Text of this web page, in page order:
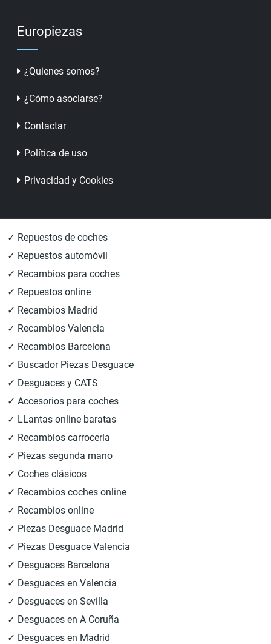
Europiezas
¿Quienes somos?
¿Cómo asociarse?
Contactar
Política de uso
Privacidad y Cookies
✓ Repuestos de coches
✓ Repuestos automóvil
✓ Recambios para coches
✓ Repuestos online
✓ Recambios Madrid
✓ Recambios Valencia
✓ Recambios Barcelona
✓ Buscador Piezas Desguace
✓ Desguaces y CATS
✓ Accesorios para coches
✓ LLantas online baratas
✓ Recambios carrocería
✓ Piezas segunda mano
✓ Coches clásicos
✓ Recambios coches online
✓ Recambios online
✓ Piezas Desguace Madrid
✓ Piezas Desguace Valencia
✓ Desguaces Barcelona
✓ Desguaces en Valencia
✓ Desguaces en Sevilla
✓ Desguaces en A Coruña
✓ Desguaces en Madrid